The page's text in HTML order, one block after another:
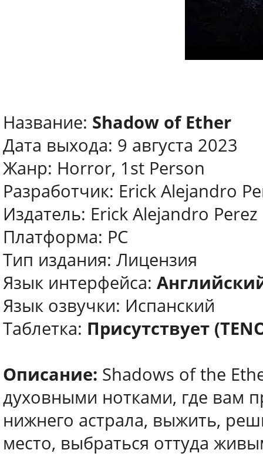
Название: Shadow of Ether
Дата выхода: 9 августа 2023
Жанр: Horror, 1st Person
Разработчик: Erick Alejandro
Издатель: Erick Alejandro
Платформа: PC
Тип издания: Лицензия
Язык интерфейса:
Язык озвучки: Испанский
Таблетка: Присутствует
Описание: Shadows of the
духовными нотками, где вам
нижнего астрала, выжить,
место, выбраться оттуда